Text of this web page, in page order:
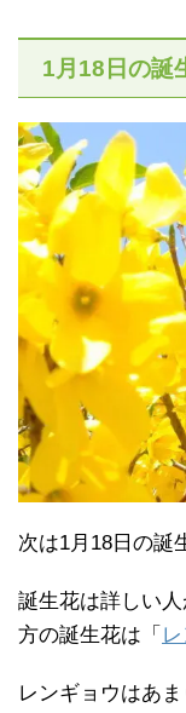
1月18日の誕
次は1月18日の誕
誕生花は詳しい
方の誕生花は「
レンギョウはあ